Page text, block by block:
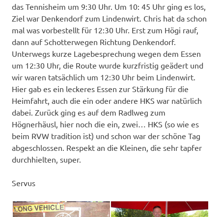
das Tennisheim um 9:30 Uhr. Um 10: 45 Uhr ging es los,
Ziel war Denkendorf zum Lindenwirt. Chris hat da schon
mal was vorbestellt für 12:30 Uhr. Erst zum Högi rauf,
dann auf Schotterwegen Richtung Denkendorf.
Unterwegs kurze Lagebesprechung wegen dem Essen
um 12:30 Uhr, die Route wurde kurzfristig geädert und
wir waren tatsächlich um 12:30 Uhr beim Lindenwirt.
Hier gab es ein leckeres Essen zur Stärkung für die
Heimfahrt, auch die ein oder andere HKS war natürlich
dabei. Zurück ging es auf dem Radlweg zum
Högnerhäusl, hier noch die ein, zwei… HKS (so wie es
beim RVW tradition ist) und schon war der schöne Tag
abgeschlossen. Respekt an die Kleinen, die sehr tapfer
durchhielten, super.
Servus